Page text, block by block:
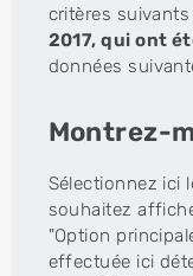
critères suivants
2017, qui ont
données
Montrez-
Sélectionnez ici
souhaitez
"Option
effectuée ici